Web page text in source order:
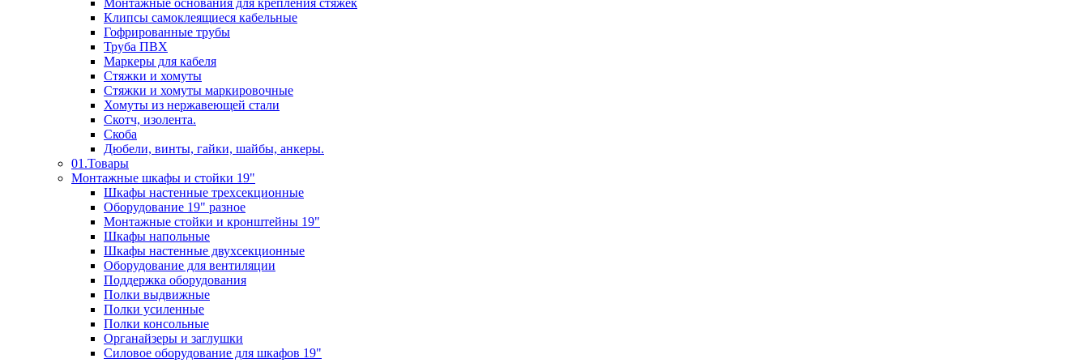
Монтажные основания для крепления стяжек
Клипсы самоклеящиеся кабельные
Гофрированные трубы
Труба ПВХ
Маркеры для кабеля
Стяжки и хомуты
Стяжки и хомуты маркировочные
Хомуты из нержавеющей стали
Скотч, изолента.
Скоба
Дюбели, винты, гайки, шайбы, анкеры.
01.Товары
Монтажные шкафы и стойки 19"
Шкафы настенные трехсекционные
Оборудование 19" разное
Монтажные стойки и кронштейны 19"
Шкафы напольные
Шкафы настенные двухсекционные
Оборудование для вентиляции
Поддержка оборудования
Полки выдвижные
Полки усиленные
Полки консольные
Органайзеры и заглушки
Силовое оборудование для шкафов 19"